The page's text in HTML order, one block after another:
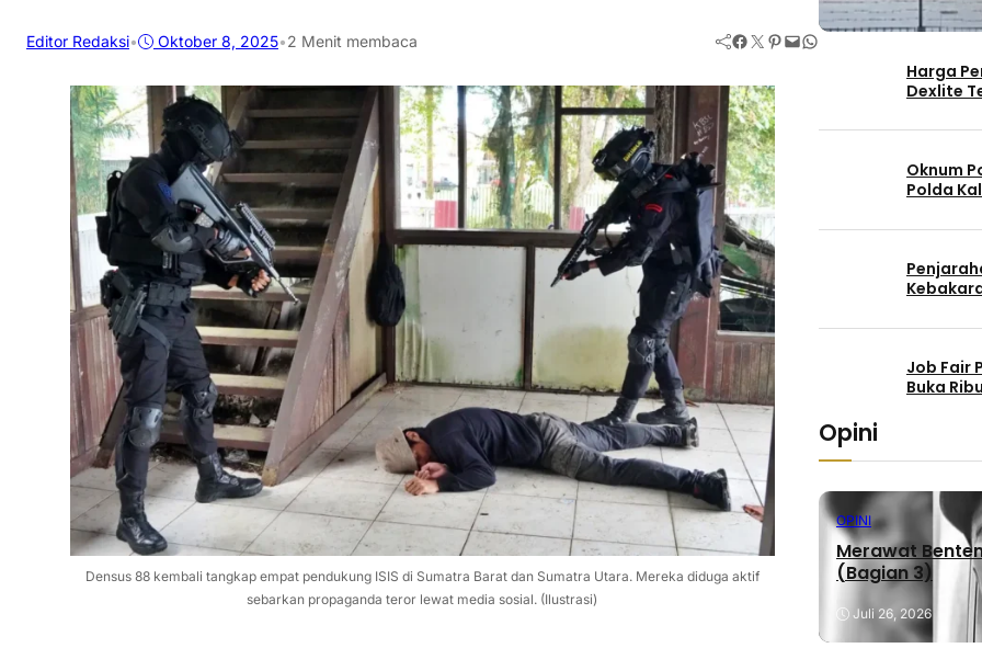
Editor Redaksi• Oktober 8, 2025•2 Menit membaca Facebook Twitter Pinterest Mail WhatsApp
Densus 88 kembali tangkap empat pendukung ISIS di Sumatra Barat dan Sumatra Utara. Mereka diduga aktif
sebarkan propaganda teror lewat media sosial. (Ilustrasi)
Harga
Dexlite
Oknum
Polda
Job Fair
Buka
Opini
OPINI
Merawat
(Bagian 3)
Juli 26, 2026